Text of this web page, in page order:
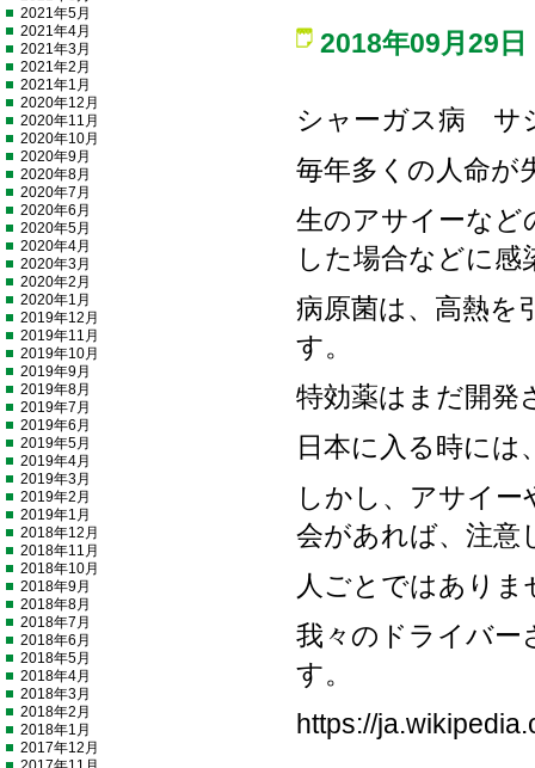
2018年09月29日
シャーガス病 サ
毎年多くの人命が
生のアサイーなど
した場合などに
病原菌は、高熱を
す。
特効薬はまだ開発
日本に入る時に
しかし、アサイ
会があれば、注意
人ごとではありま
我々のドライバー
す。
https://
2021年5月
2021年4月
2021年3月
2021年2月
2021年1月
2020年12月
2020年11月
2020年10月
2020年9月
2020年8月
2020年7月
2020年6月
2020年5月
2020年4月
2020年3月
2020年2月
2020年1月
2019年12月
2019年11月
2019年10月
2019年9月
2019年8月
2019年7月
2019年6月
2019年5月
2019年4月
2019年3月
2019年2月
2019年1月
2018年12月
2018年11月
2018年10月
2018年9月
2018年8月
2018年7月
2018年6月
2018年5月
2018年4月
2018年3月
2018年2月
2018年1月
2017年12月